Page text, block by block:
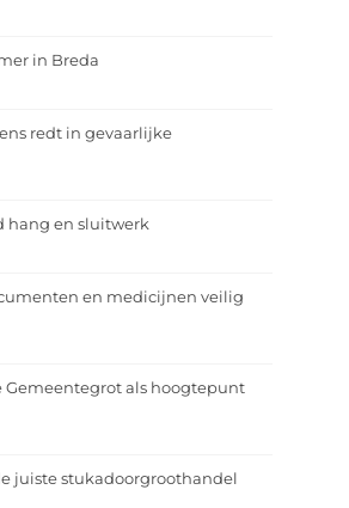
in Breda
redt in gevaarlijke
hang en sluitwerk
en medicijnen veilig
als hoogtepunt
juiste stukadoorgroothandel